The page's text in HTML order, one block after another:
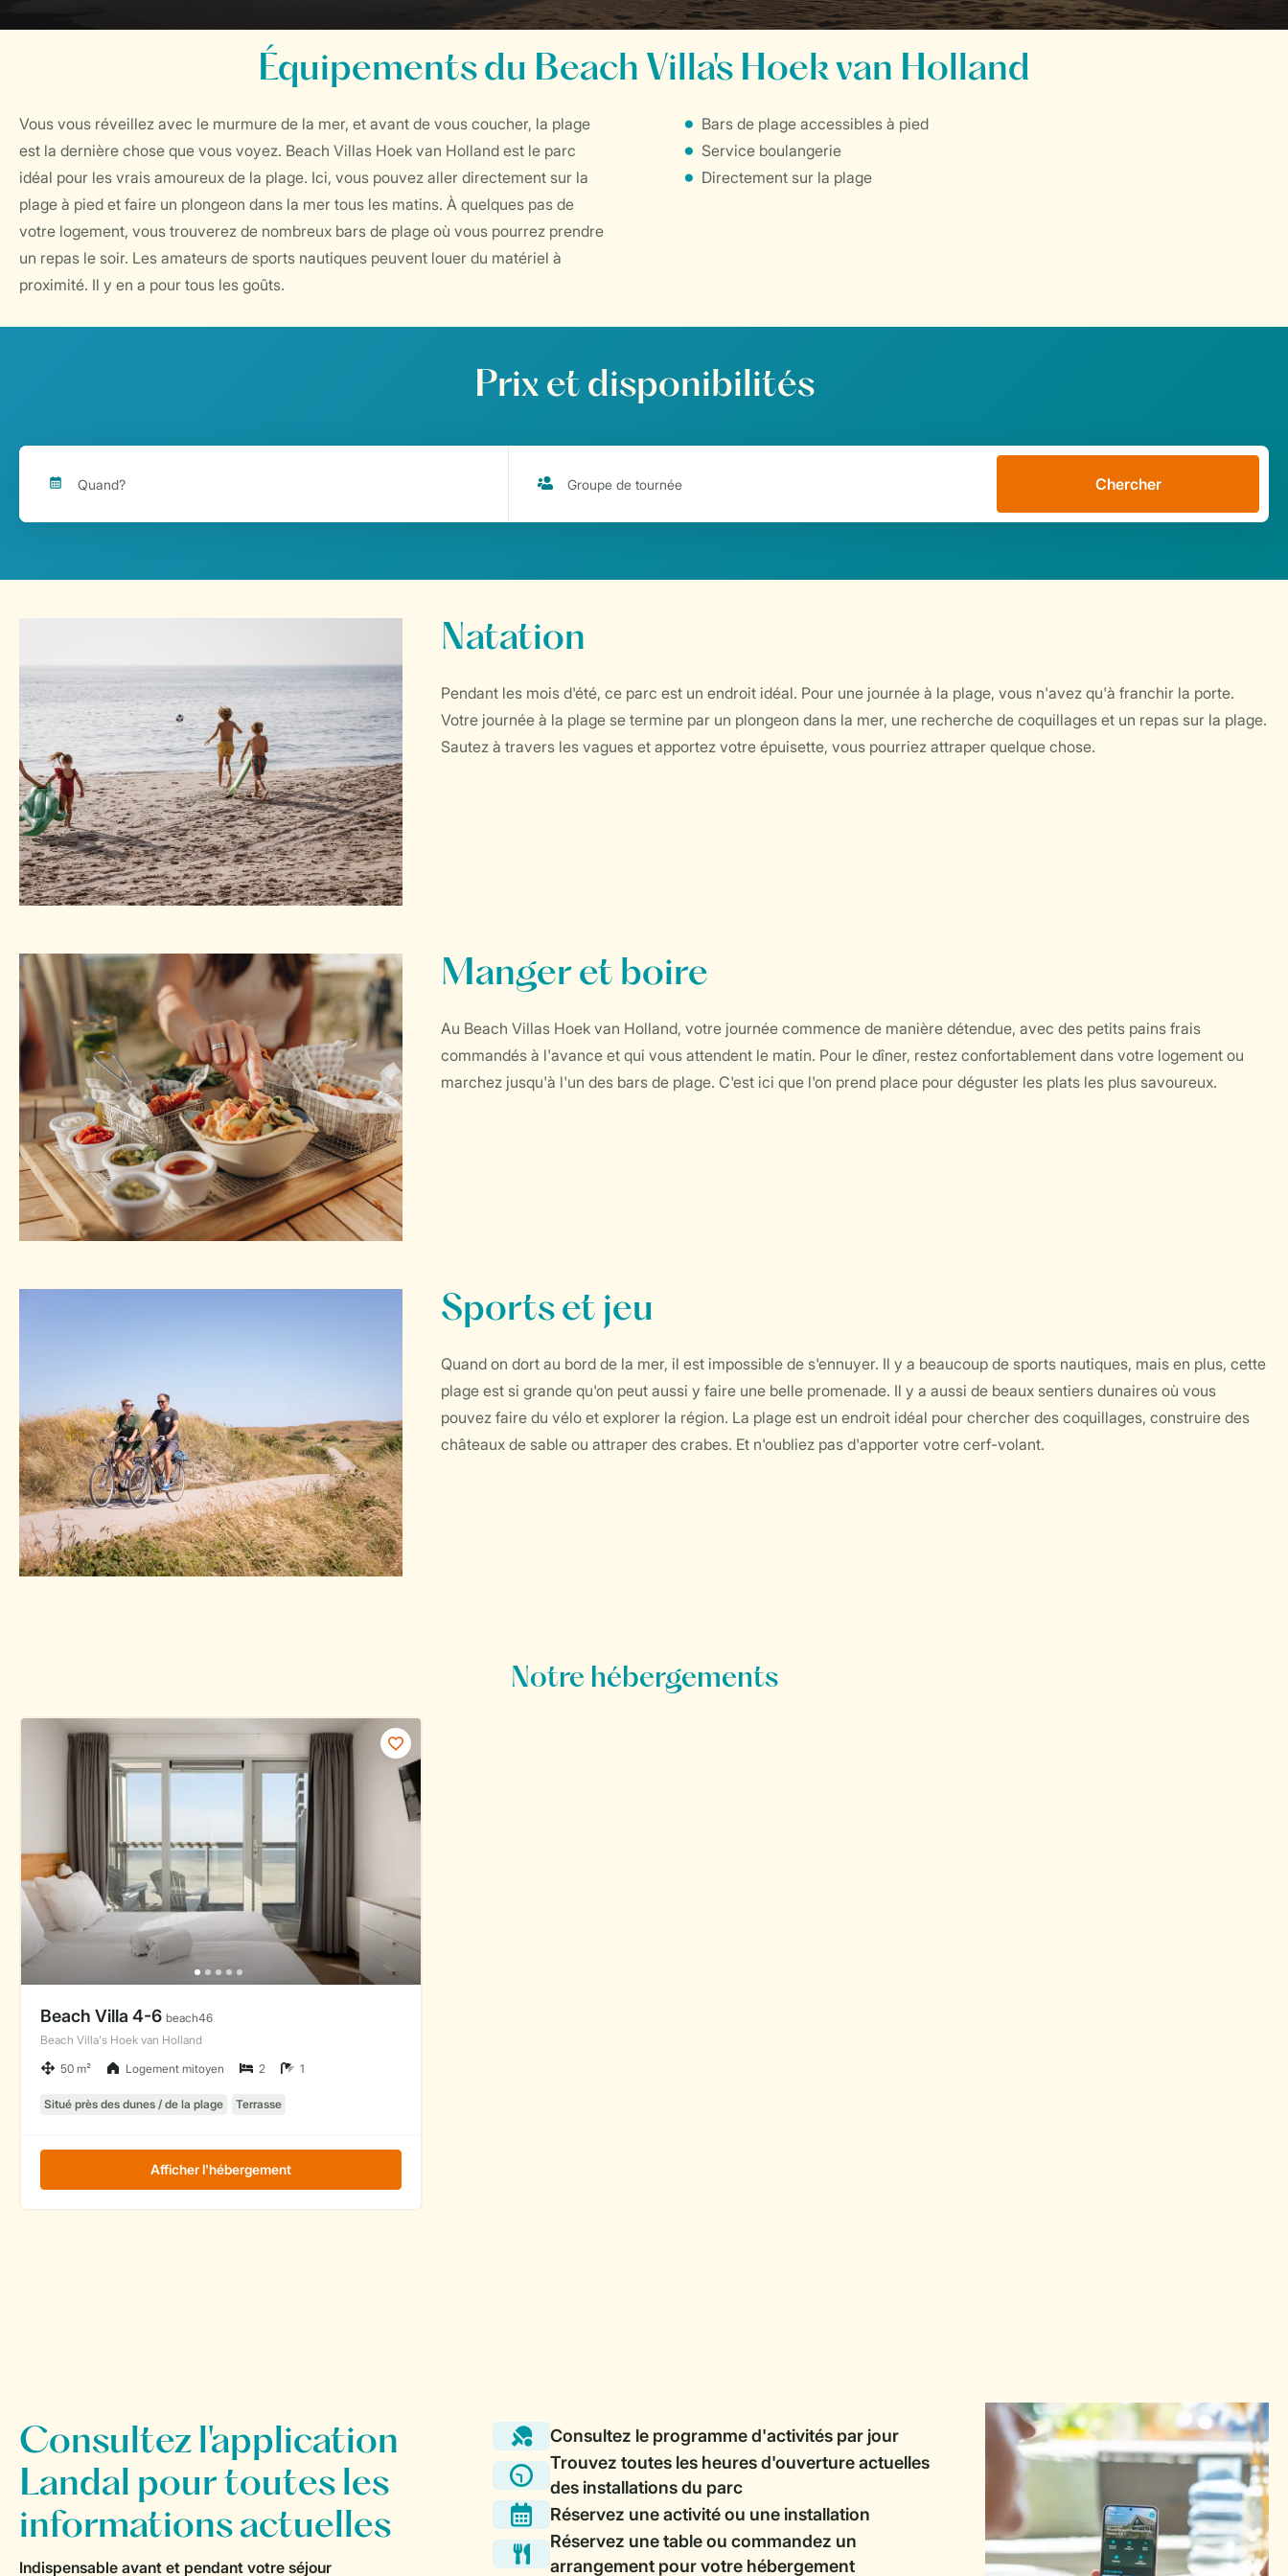
Équipements du Beach Villa's Hoek van Holland
Vous vous réveillez avec le murmure de la mer, et avant de vous coucher, la plage
est la dernière chose que vous voyez. Beach Villas Hoek van Holland est le parc
idéal pour les vrais amoureux de la plage. Ici, vous pouvez aller directement sur la
plage à pied et faire un plongeon dans la mer tous les matins. À quelques pas de
votre logement, vous trouverez de nombreux bars de plage où vous pourrez prendre
un repas le soir. Les amateurs de sports nautiques peuvent louer du matériel à
proximité. Il y en a pour tous les goûts.
Bars de plage accessibles à pied
Service boulangerie
Directement sur la plage
Prix et disponibilités
Chercher
Natation
Pendant les mois d'été, ce parc est un endroit idéal. Pour une journée à la plage, vous n'avez qu'à franchir la porte.
Votre journée à la plage se termine par un plongeon dans la mer, une recherche de coquillages et un repas sur la plage.
Sautez à travers les vagues et apportez votre épuisette, vous pourriez attraper quelque chose.
Manger et boire
Au Beach Villas Hoek van Holland, votre journée commence de manière détendue, avec des petits pains frais
commandés à l'avance et qui vous attendent le matin. Pour le dîner, restez confortablement dans votre logement ou
marchez jusqu'à l'un des bars de plage. C'est ici que l'on prend place pour déguster les plats les plus savoureux.
Sports et jeu
Quand on dort au bord de la mer, il est impossible de s'ennuyer. Il y a beaucoup de sports nautiques, mais en plus, cette
plage est si grande qu'on peut aussi y faire une belle promenade. Il y a aussi de beaux sentiers dunaires où vous
pouvez faire du vélo et explorer la région. La plage est un endroit idéal pour chercher des coquillages, construire des
châteaux de sable ou attraper des crabes. Et n'oubliez pas d'apporter votre cerf-volant.